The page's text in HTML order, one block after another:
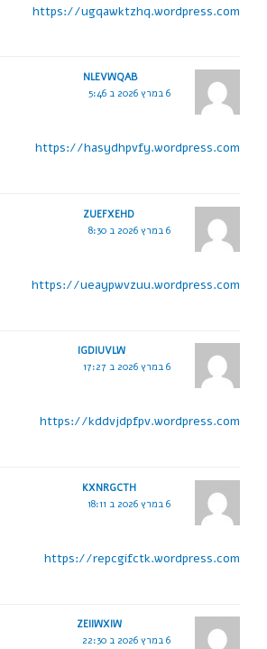
https://ugqawktzhq.wordpress.com
NLEVWQAB
6 במרץ 2026 ב 5:46
https://hasydhpvfy.wordpress.com
ZUEFXEHD
6 במרץ 2026 ב 8:30
https://ueaypwvzuu.wordpress.com
IGDIUVLW
6 במרץ 2026 ב 17:27
https://kddvjdpfpv.wordpress.com
KXNRGCTH
6 במרץ 2026 ב 18:11
https://repcgifctk.wordpress.com
ZEIIWXIW
6 במרץ 2026 ב 22:30